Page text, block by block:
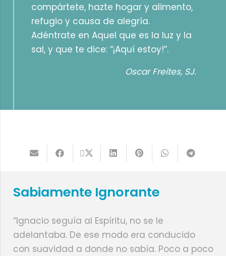
compártete, hazte hogar y alimento,
refugio y causa de alegría.
Adéntrate en Aquel que es la luz y la
sal, y que te dice: “¡Aquí estoy!”.
Oscar Freites, SJ.
Sabiamente Ignorante
“Ignacio seguía al Espíritu, no se le
adelantaba. De ese modo era conducido
con suavidad a donde no sabía. Poco a poco